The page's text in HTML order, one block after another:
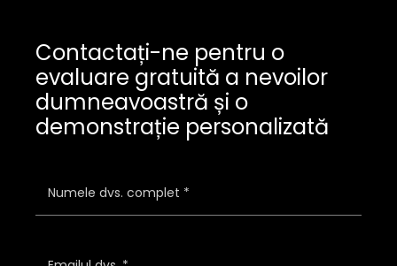
Contactați-ne pentru o
evaluare gratuită a nevoilor
dumneavoastră și o
demonstrație personalizată